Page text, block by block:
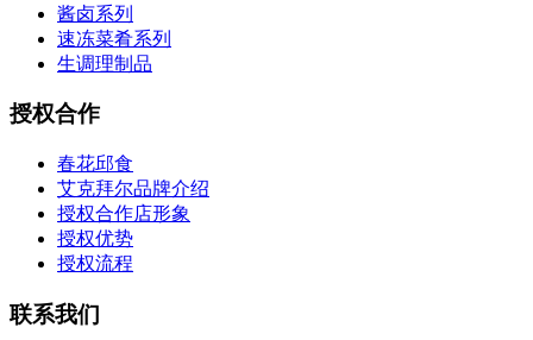
酱卤系列
速冻菜肴系列
生调理制品
授权合作
春花邱食
艾克拜尔品牌介绍
授权合作店形象
授权优势
授权流程
联系我们